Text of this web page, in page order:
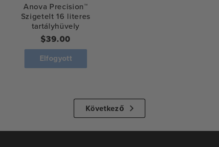
Anova Precision™
Szigetelt 16 literes
tartályhüvely
Normál
ár
$39.00
Elfogyott
Következő